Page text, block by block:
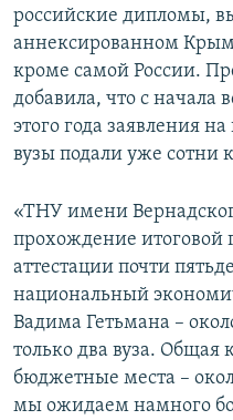
российские дипломы,
аннексированном
кроме самой России.
добавила, что с начала
этого года заявления
вузы подали уже сотни
«ТНУ имени
прохождение итоговой
аттестации почти
национальный
Вадима Гетьмана –
только два вуза. Общая
бюджетные места –
мы ожидаем намного